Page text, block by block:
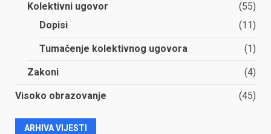
Kolektivni ugovor
(55)
Dopisi
(11)
Tumačenje kolektivnog ugovora (1)
Zakoni (4)
Visoko obrazovanje (45)
ARHIVA VIJESTI